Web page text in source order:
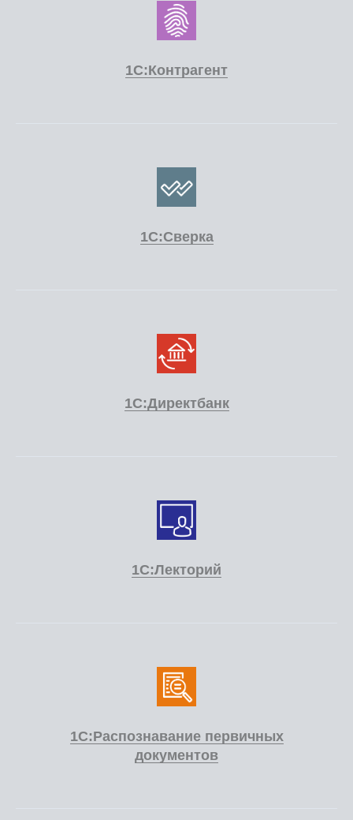
1С:Контрагент
1С:Сверка
1С:Директбанк
1С:Лекторий
1С:Распознавание первичных
документов